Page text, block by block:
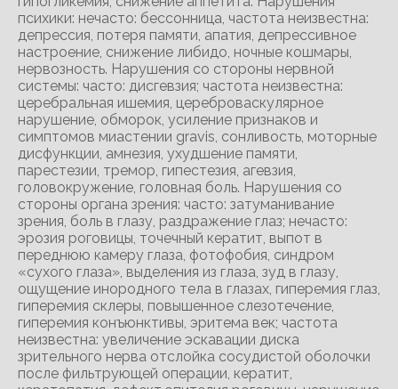
психики: нечасто: бессонница, частота неизвестна:
депрессия, потеря памяти, апатия, депрессивное
настроение, снижение либидо, ночные кошмары,
нервозность. Нарушения со стороны нервной
системы: часто: дисгевзия; частота неизвестна:
церебральная ишемия, цереброваскулярное
нарушение, обморок, усиление признаков и
симптомов миастении gravis, сонливость, моторные
дисфункции, амнезия, ухудшение памяти,
парестезии, тремор, гипестезия, агевзия,
головокружение, головная боль. Нарушения со
стороны органа зрения: часто: затуманивание
зрения, боль в глазу, раздражение глаз; нечасто:
эрозия роговицы, точечный кератит, выпот в
переднюю камеру глаза, фотофобия, синдром
«сухого глаза», выделения из глаза, зуд в глазу,
ощущение инородного тела в глазах, гиперемия глаз,
гиперемия склеры, повышенное слезотечение,
гиперемия конъюнктивы, эритема век; частота
неизвестна: увеличение эскавации диска
зрительного нерва отслойка сосудистой оболочки
после фильтрующей операции, кератит,